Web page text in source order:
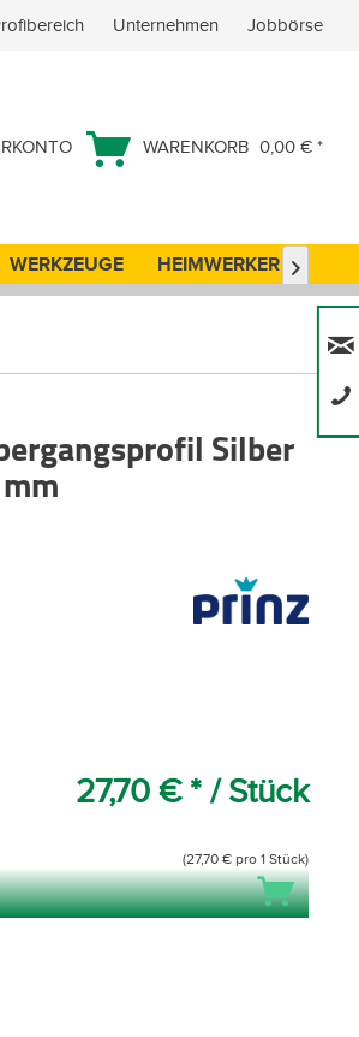
Unternehmen Jobbörse
WARENKORB 0,00 € *
WERKZEUGE HEIMWERKER 
Silber
27,70 € * / Stück
(27,70 € pro 1 Stück)